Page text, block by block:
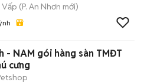
Vấp (P. An Nhơn mới)
- NAM gói hàng sàn TMĐT
cưng